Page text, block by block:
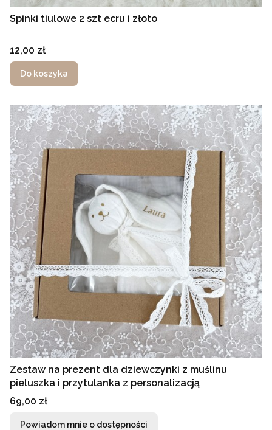
Spinki tiulowe 2 szt ecru i złoto
Cena
12,00 zł
Do koszyka
Zestaw na prezent dla dziewczynki z muślinu
pieluszka i przytulanka z personalizacją
Cena
69,00 zł
Powiadom mnie o dostępności